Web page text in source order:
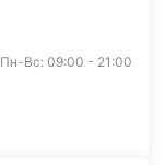
Пн-Вс: 09:00 - 21:00